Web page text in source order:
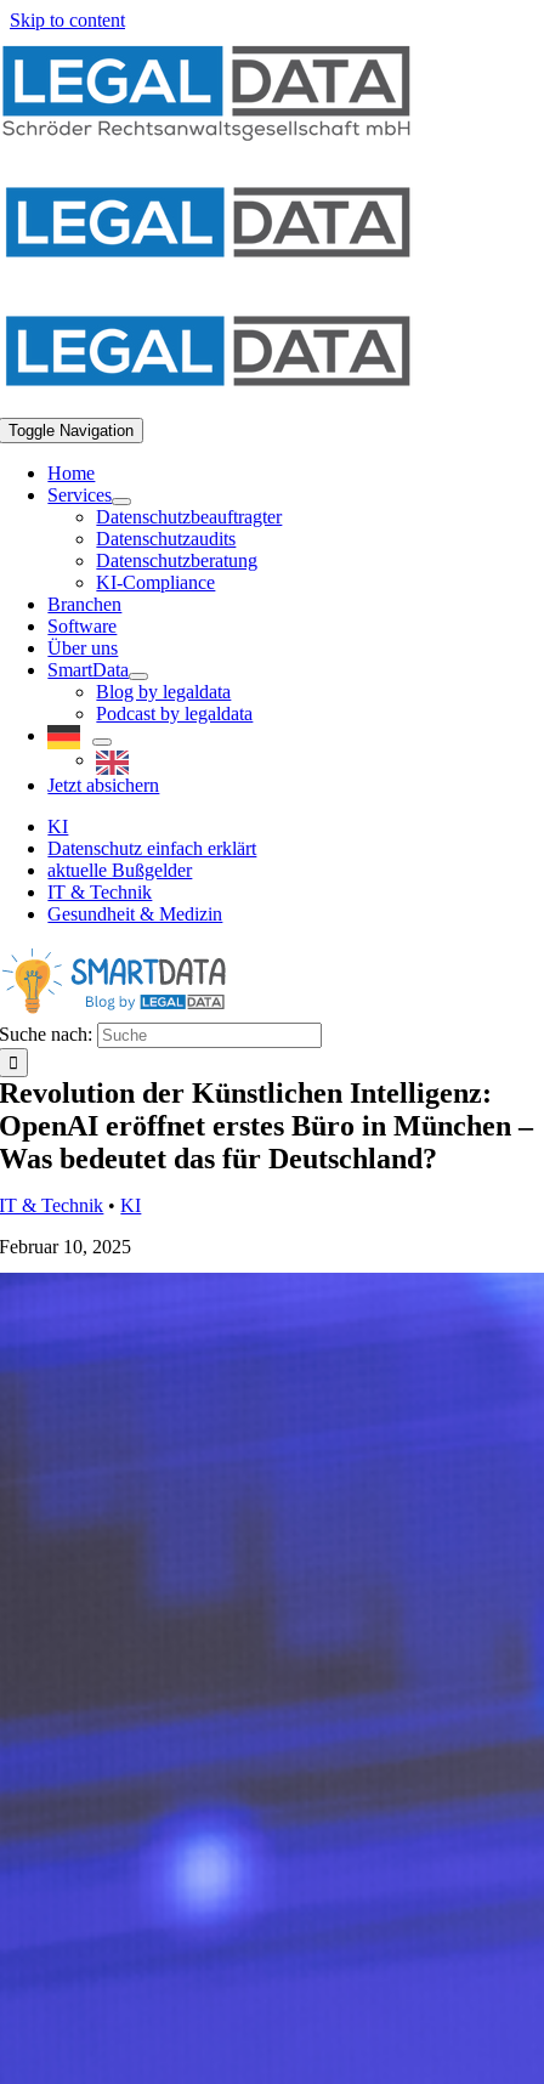
Skip to content
Toggle Navigation
Home
Services
Datenschutzbeauftragter
Datenschutzaudits
Datenschutzberatung
KI-Compliance
Branchen
Software
Über uns
SmartData
Blog by legaldata
Podcast by legaldata
Jetzt absichern
KI
Datenschutz einfach erklärt
aktuelle Bußgelder
IT & Technik
Gesundheit & Medizin
Suche nach:
Revolution der Künstlichen Intelligenz:
OpenAI eröffnet erstes Büro in München –
Was bedeutet das für Deutschland?
IT & Technik •KI
Februar 10, 2025